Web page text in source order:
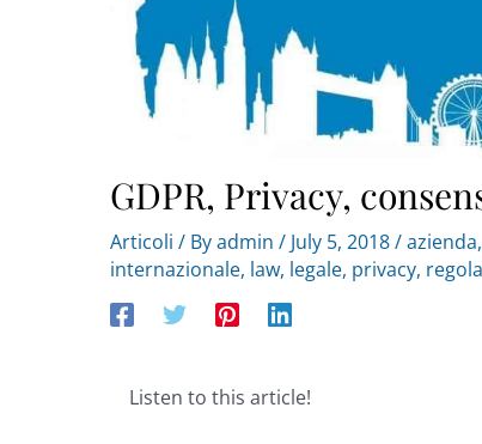
GDPR, Privacy,
Articoli / Byadmin / July 5, 2018/azienda,
internazionale, law, legale, privacy,
Listen to this article!